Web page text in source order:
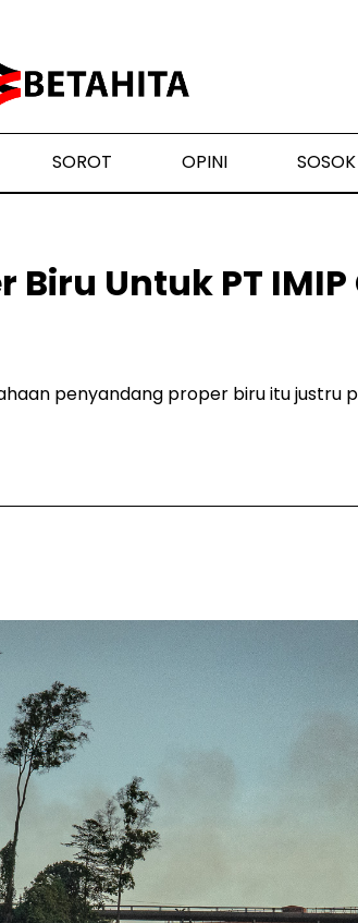
SOROT OPINI SOSOK
Untuk PT IMIP
penyandang proper biru itu justru